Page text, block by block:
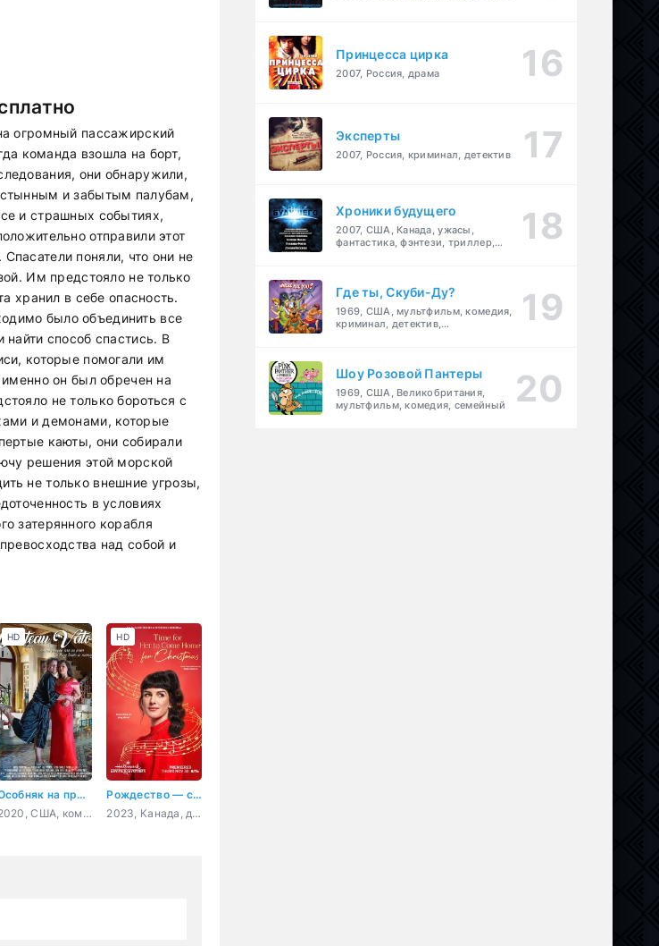
огромный пассажирский
команда взошла на борт,
они обнаружили,
и забытым палубам,
и страшных событиях,
отправили этот
поняли, что они не
Им предстояло не только
хранил в себе опасность.
было объединить все
способ спастись. В
которые помогали им
он был обречен на
не только бороться с
и демонами, которые
каюты, они собирали
решения этой морской
не только внешние угрозы,
в условиях
затерянного корабля
над собой и
Особняк на прокат
2020, США, комедия
HD
Рождество — самое время вернуться домой
2023, Канада, драма, мелодрама
HD
Принцесса цирка
2007, Россия, драма
Эксперты
2007, Россия, криминал, детектив
Хроники будущего
2007, США, Канада, ужасы,
фантастика, фэнтези, триллер,
Где ты, Скуби-Ду?
1969, США, мультфильм, комедия,
криминал, детектив,
Шоу Розовой Пантеры
1969, США, Великобритания,
мультфильм, комедия, семейный